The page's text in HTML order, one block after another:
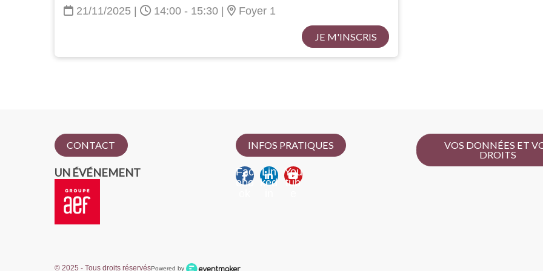
21/11/2025 14:00 - 15:30 Foyer 1
JE M'INSCRIS
CONTACT INFOS PRATIQUES
VOS DONNÉES ET
DROITS
UN ÉVÉNEMENT
Fac
ebo
Lin
ked
You
tub
© 2025 - Tous droits réservésPowered by